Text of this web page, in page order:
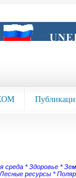
среда *Здоровье *
Лесные ресурсы *